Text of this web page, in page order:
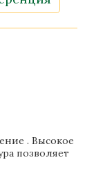
. Высокое
позволяет